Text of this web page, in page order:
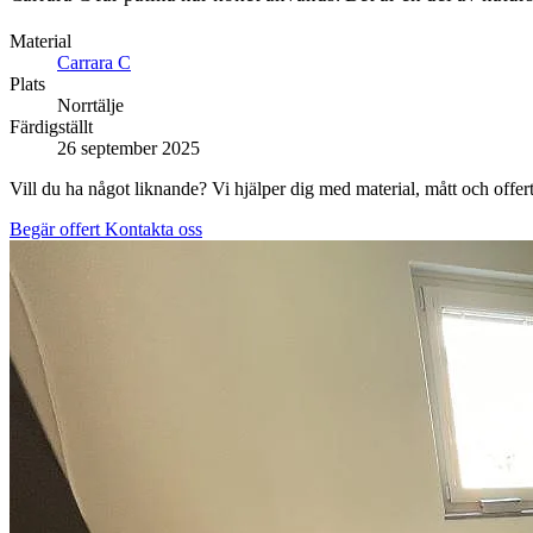
Material
Carrara C
Plats
Norrtälje
Färdigställt
26 september 2025
Vill du ha något liknande? Vi hjälper dig med material, mått och
Begär offert Kontakta oss